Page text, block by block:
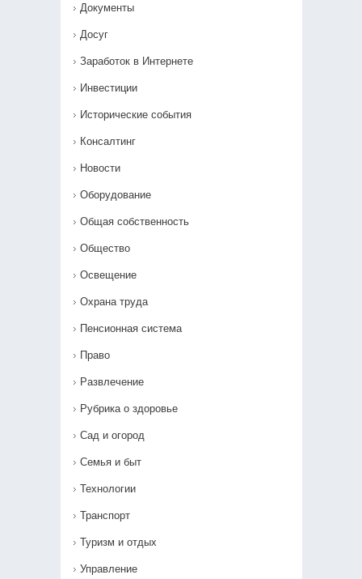
Документы
Досуг
Заработок в Интернете
Инвестиции
Исторические события
Консалтинг
Новости
Оборудование
Общая собственность
Общество
Освещение
Охрана труда
Пенсионная система
Право
Развлечение
Рубрика о здоровье
Сад и огород
Семья и быт
Технологии
Транспорт
Туризм и отдых
Управление